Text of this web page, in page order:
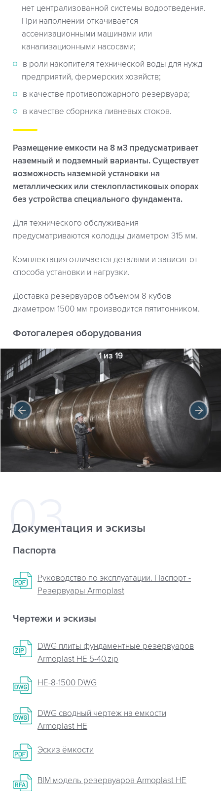
нет централизованной системы водоотведения.
При наполнении откачивается
ассенизационными машинами или
канализационными насосами;
в роли накопителя технической воды для нужд
предприятий, фермерских хозяйств;
в качестве противопожарного резервуара;
в качестве сборника ливневых стоков.
Размещение емкости на 8 м3 предусматривает
наземный и подземный варианты. Существует
возможность наземной установки на
металлических или стеклопластиковых опорах
без устройства специального фундамента.
Для технического обслуживания
предусматриваются колодцы диаметром 315 мм.
Комплектация отличается деталями и зависит от
способа установки и нагрузки.
Доставка резервуаров объемом 8 кубов
диаметром 1500 мм производится пятитонником.
Фотогалерея оборудования
1 из 19
Документация и эскизы
Паспорта
Руководство по эксплуатации. Паспорт -
Резервуары Armoplast
Чертежи и эскизы
DWG плиты фундаментные резервуаров
Armoplast НЕ 5-40.zip
НЕ-8-1500 DWG
DWG сводный чертеж на емкости
Armoplast HE
Эскиз ёмкости
BIM модель резервуаров Armoplast HE